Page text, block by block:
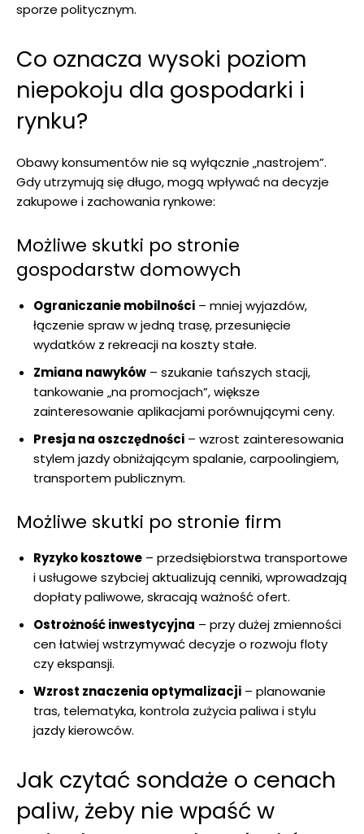
sporze politycznym.
Co oznacza wysoki poziom
niepokoju dla gospodarki i
rynku?
Obawy konsumentów nie są wyłącznie „nastrojem”.
Gdy utrzymują się długo, mogą wpływać na decyzje
zakupowe i zachowania rynkowe:
Możliwe skutki po stronie
gospodarstw domowych
Ograniczanie mobilności – mniej wyjazdów,
łączenie spraw w jedną trasę, przesunięcie
wydatków z rekreacji na koszty stałe.
Zmiana nawyków – szukanie tańszych stacji,
tankowanie „na promocjach”, większe
zainteresowanie aplikacjami porównującymi ceny.
Presja na oszczędności – wzrost zainteresowania
stylem jazdy obniżającym spalanie, carpoolingiem,
transportem publicznym.
Możliwe skutki po stronie firm
Ryzyko kosztowe – przedsiębiorstwa transportowe
i usługowe szybciej aktualizują cenniki, wprowadzają
dopłaty paliwowe, skracają ważność ofert.
Ostrożność inwestycyjna – przy dużej zmienności
cen łatwiej wstrzymywać decyzje o rozwoju floty
czy ekspansji.
Wzrost znaczenia optymalizacji – planowanie
tras, telematyka, kontrola zużycia paliwa i stylu
jazdy kierowców.
Jak czytać sondaże o cenach
paliw, żeby nie wpaść w